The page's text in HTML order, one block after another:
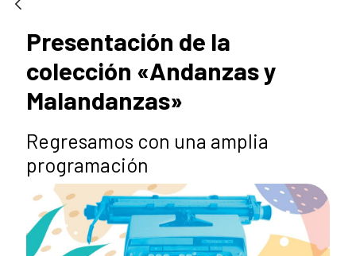
Presentación de la
colección «Andanzas y
Malandanzas»
Regresamos con una amplia
programación